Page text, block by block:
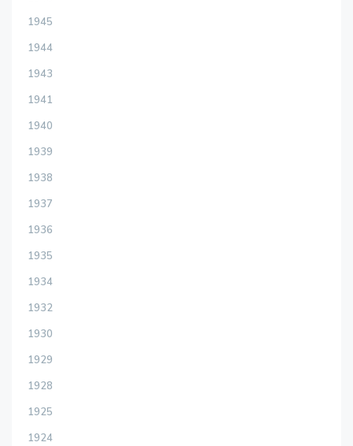
1945
1944
1943
1941
1940
1939
1938
1937
1936
1935
1934
1932
1930
1929
1928
1925
1924